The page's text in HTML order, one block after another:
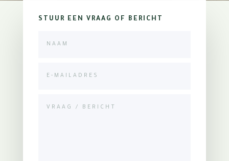
STUUR EEN VRAAG OF BERICHT